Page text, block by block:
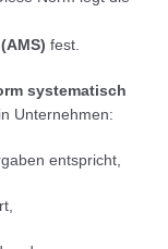
fest.
systematisch
Unternehmen:
entspricht,